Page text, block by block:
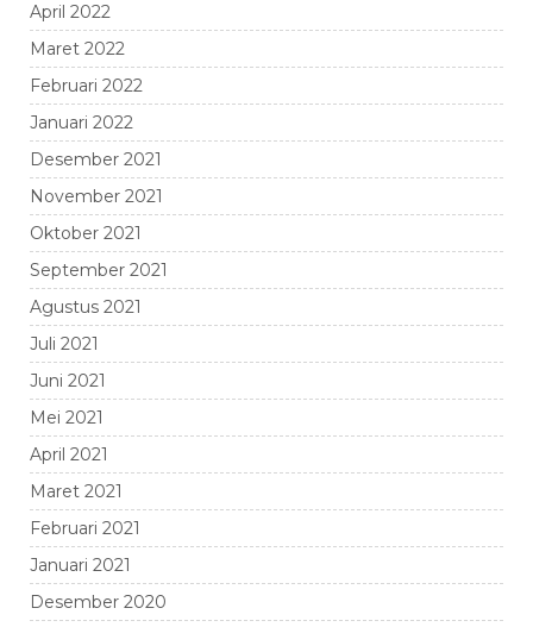
April 2022
Maret 2022
Februari 2022
Januari 2022
Desember 2021
November 2021
Oktober 2021
September 2021
Agustus 2021
Juli 2021
Juni 2021
Mei 2021
April 2021
Maret 2021
Februari 2021
Januari 2021
Desember 2020